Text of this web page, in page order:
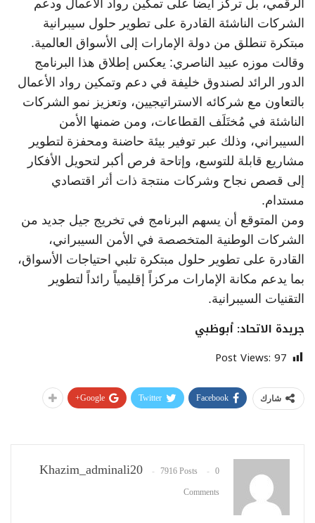
الرقمي، بل تركز أيضاً على تمكين رواد الأعمال ودعم
الشركات الناشئة القادرة على تطوير حلول سيبرانية
مبتكرة تنطلق من دولة الإمارات إلى الأسواق العالمية.
وقالت موزه عبيد الناصري: يعكس إطلاق هذا البرنامج
الدور الرائد لصندوق خليفة في دعم وتمكين رواد الأعمال
بالتعاون مع شركائه الاستراتيجيين، وتعزيز نمو الشركات
الناشئة في مُختَلَف القطاعات، ومن ضمنها الأمن
السيبراني، وذلك عبر توفير بيئة حاضنة ومحفزة لتطوير
مشاريع قابلة للتوسع، وإتاحة فرص أكبر لتحويل الأفكار
إلى قصص نجاح وشركات منتجة ذات أثر اقتصادي
مستدام.
ومن المتوقع أن يسهم البرنامج في تخريج جيل جديد من
الشركات الوطنية المتخصصة في الأمن السيبراني،
القادرة على تطوير حلول مبتكرة تلبي احتياجات الأسواق،
بما يدعم مكانة الإمارات مركزاً إقليمياً رائداً لتطوير
التقنيات السيبرانية.
جريدة الاتحاد: أبوظبي
Post Views: 97
شارك Facebook
Twitter
Google+
Khazim_adminali20 7916 Posts 0
Comments